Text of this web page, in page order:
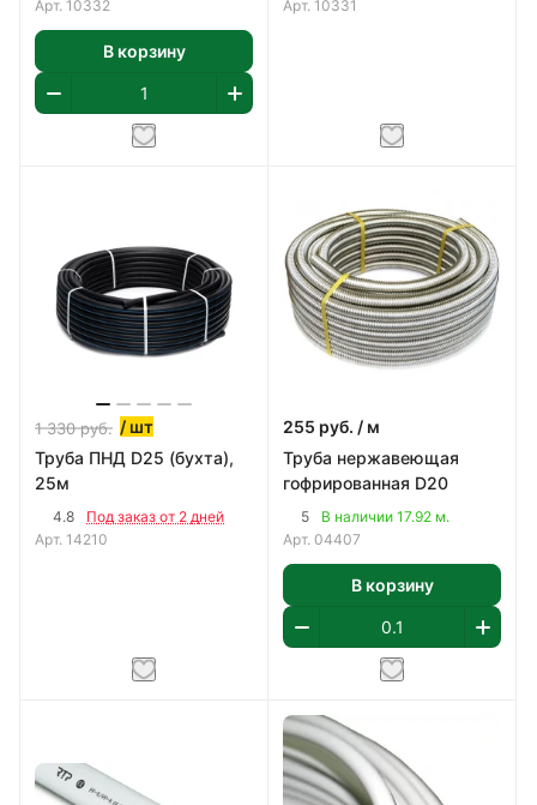
Арт. 10332
В корзину
Арт. 10331
1 330руб. / шт
Труба ПНД D25 (бухта),
25м
4.8
Под заказ от 2 дней
Арт. 14210
255 руб. / м
Труба нержавеющая
гофрированная D20
5
В наличии 17.92 м.
Арт. 04407
В корзину